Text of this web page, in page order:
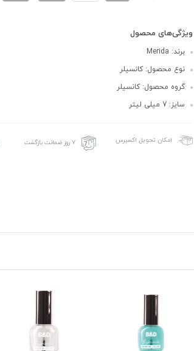
ویژگی‌های محصول
برند: Merida
نوع محصول: کانسیلر
گروه محصول: کانسیلر
سایز: 7 میلی لیتر
امکان تحویل اکسپرس ۷ روز ضمانت بازگشت